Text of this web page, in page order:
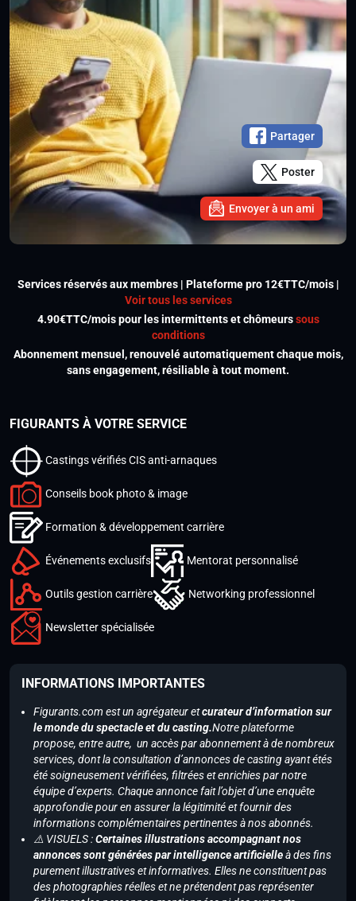
Partager
Poster
Envoyer à un ami
Services réservés aux membres | Plateforme pro 12€TTC/mois |
Voir tous les services
4.90€TTC/mois pour les intermittents et chômeurssous
conditions
Abonnement mensuel, renouvelé automatiquement chaque mois,
sans engagement, résiliable à tout moment.
FIGURANTS À VOTRE SERVICE
Castings vérifiés CIS anti-arnaques
Conseils book photo & image
Formation & développement carrière
Événements exclusifs Mentorat personnalisé
Outils gestion carrière Networking professionnel
Newsletter spécialisée
INFORMATIONS IMPORTANTES
Figurants.com est un agrégateur etcurateur d’information sur
le monde du spectacle et du casting.Notre plateforme
propose, entre autre, un accès par abonnement à de nombreux
services, dont la consultation d’annonces de casting ayant étés
été soigneusement vérifiées, filtrées et enrichies par notre
équipe d’experts. Chaque annonce fait l’objet d’une enquête
approfondie pour en assurer la légitimité et fournir des
informations complémentaires pertinentes à nos abonnés.
⚠️ VISUELS :Certaines illustrations accompagnant nos
annonces sont générées par intelligence artificielleà des fins
purement illustratives et informatives. Elles ne constituent pas
des photographies réelles et ne prétendent pas représenter